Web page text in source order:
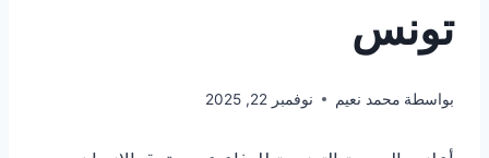
تونس
بواسطة محمد نعيم نوفمبر 22, 2025